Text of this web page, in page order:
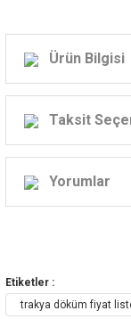
Ürün Bilgisi
Trakya
Taksit
Yorumlar
Etiketler :
trakya döküm fiyat